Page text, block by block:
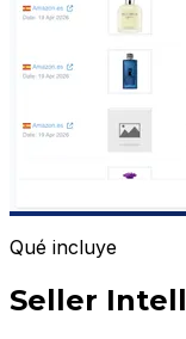
Qué incluye
Seller